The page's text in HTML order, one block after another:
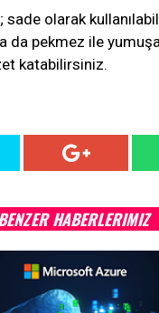
sade olarak
pekmez ile
katabilirsiniz.
HABERLERIMIZ